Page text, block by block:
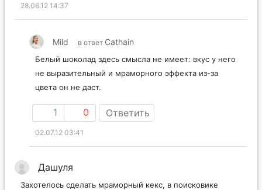
28.06.12 14:37
Mild в ответ Cathain
Белый шоколад здесь смысла не имеет: вкус у него
не выразительный и мраморного эффекта из-за
цвета он не даст.
1 0 Ответить
02.07.12 03:41
Дашуля
Захотелось сделать мраморный кекс, в поисковике